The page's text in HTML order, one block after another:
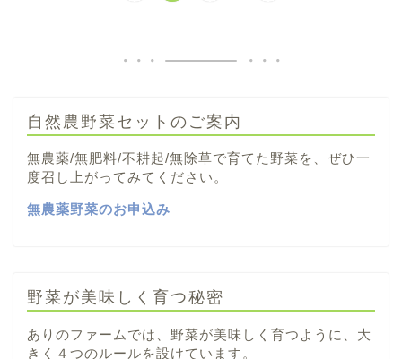
自然農野菜セットのご案内
無農薬/無肥料/不耕起/無除草で育てた野菜を、ぜひ一
度召し上がってみてください。
無農薬野菜のお申込み
野菜が美味しく育つ秘密
ありのファームでは、野菜が美味しく育つように、大
きく４つのルールを設けています。